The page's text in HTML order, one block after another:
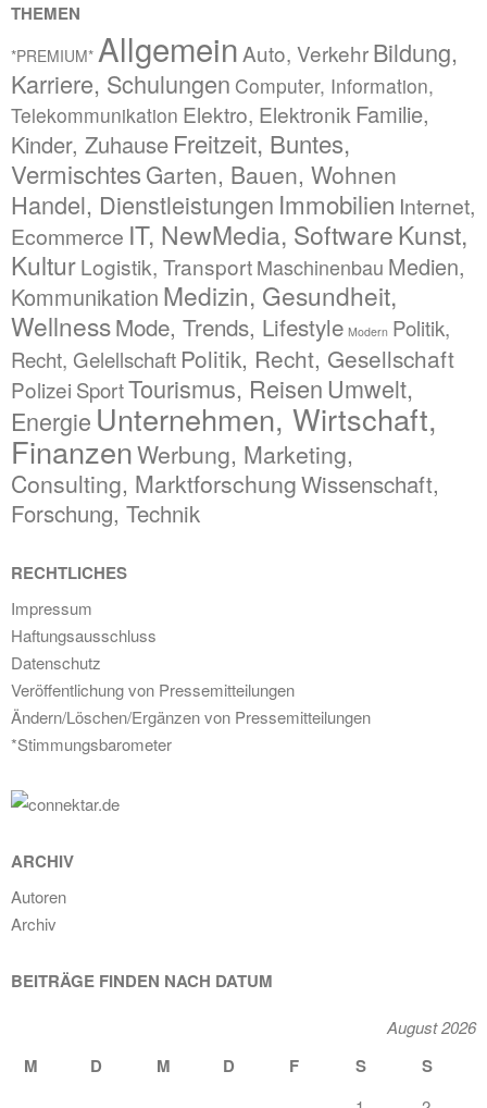
THEMEN
*PREMIUM* Allgemein Auto, VerkehrBildung,
Karriere, Schulungen Computer, Information,
Telekommunikation Elektro, Elektronik Familie,
Kinder, Zuhause Freitzeit, Buntes,
Vermischtes Garten, Bauen, Wohnen
Handel, Dienstleistungen Immobilien Internet,
Ecommerce IT, NewMedia, SoftwareKunst,
KulturLogistik, TransportMaschinenbau Medien,
Kommunikation Medizin, Gesundheit,
WellnessMode, Trends, Lifestyle Modern Politik,
Recht, Gelellschaft Politik, Recht, Gesellschaft
Polizei SportTourismus, Reisen Umwelt,
Energie Unternehmen, Wirtschaft,
FinanzenWerbung, Marketing,
Consulting, MarktforschungWissenschaft,
Forschung, Technik
RECHTLICHES
Impressum
Haftungsausschluss
Datenschutz
Veröffentlichung von Pressemitteilungen
Ändern/Löschen/Ergänzen von Pressemitteilungen
*Stimmungsbarometer
ARCHIV
Autoren
Archiv
BEITRÄGE FINDEN NACH DATUM
August 2026
M D M D F S S